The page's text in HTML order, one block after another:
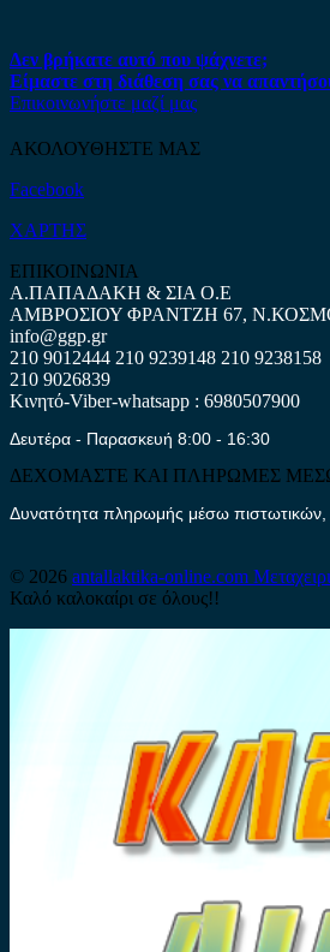
Δεν βρήκατε αυτό που ψάχνετε;
Είμαστε στη διάθεση σας να
Επικοινωνήστε μαζί μας
ΑΚΟΛΟΥΘΗΣΤΕ ΜΑΣ
Facebook
ΧΑΡΤΗΣ
ΕΠΙΚΟΙΝΩΝΙΑ
Α.ΠΑΠΑΔΑΚΗ & ΣΙΑ Ο.Ε
ΑΜΒΡΟΣΙΟΥ ΦΡΑΝΤΖΗ 67,
info@ggp.gr
210 9012444 210 9239148 210 9238158
210 9026839
Κινητό-Viber-whatsapp : 6980507900
Δευτέρα - Παρασκευή 8:00 - 16:30
ΔΕΧΟΜΑΣΤΕ ΚΑΙ ΠΛΗΡΩΜΕΣ
Δυνατότητα πληρωμής μέσω
© 2026 antallaktika-online.com
Καλό καλοκαίρι σε όλους!!